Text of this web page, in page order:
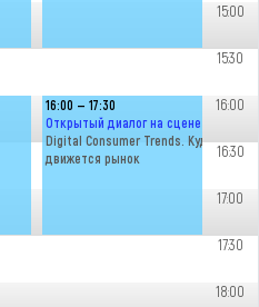
16:00 — 17:30
Открытый диалог на сцене о ECOM
Digital Consumer Trends. Куда
движется рынок
15:00
15:30
16:00
16:30
17:00
17:30
18:00